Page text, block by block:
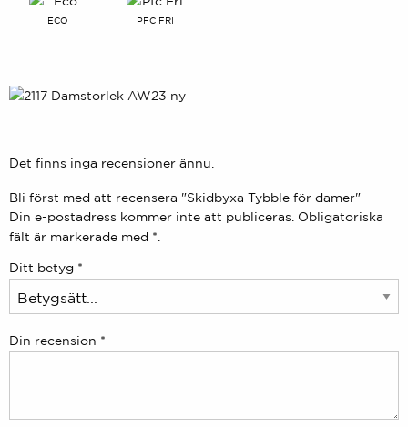
ECO PFC FRI
Det finns inga recensioner ännu.
Bli först med att recensera "Skidbyxa Tybble för damer"
Din e-postadress kommer inte att publiceras. Obligatoriska
fält är markerade med *.
Ditt betyg *
Din recension *